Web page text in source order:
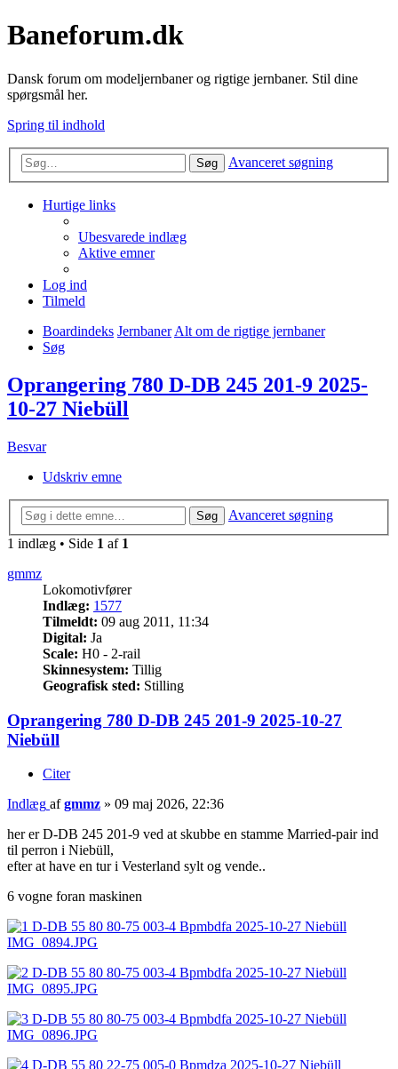
Baneforum.dk
Dansk forum om modeljernbaner og rigtige jernbaner. Stil dine
spørgsmål her.
Spring til indhold
Søg Avanceret søgning
Hurtige links
Ubesvarede indlæg
Aktive emner
Log ind
Tilmeld
Boardindeks JernbanerAlt om de rigtige jernbaner
Søg
Oprangering 780 D-DB 245 201-9 2025-
10-27 Niebüll
Besvar
Udskriv emne
Søg
Avanceret søgning
1 indlæg • Side 1 af 1
gmmz
Lokomotivfører
Indlæg: 1577
Tilmeldt: 09 aug 2011, 11:34
Digital: Ja
Scale: H0 - 2-rail
Skinnesystem: Tillig
Geografisk sted: Stilling
Oprangering 780 D-DB 245 201-9 2025-10-27
Niebüll
Citer
Indlæg afgmmz » 09 maj 2026, 22:36
her er D-DB 245 201-9 ved at skubbe en stamme Married-pair ind
til perron i Niebüll,
efter at have en tur i Vesterland sylt og vende..
6 vogne foran maskinen